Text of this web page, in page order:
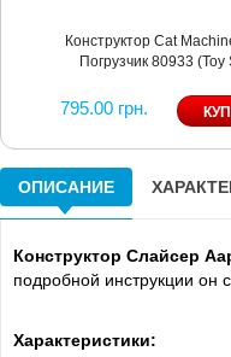
Конструктор Cat
Погрузчик 80933 (Toy
795.00 грн.
ОПИСАНИЕ
Конструктор Слайсер
подробной инструкции он
Характеристики: